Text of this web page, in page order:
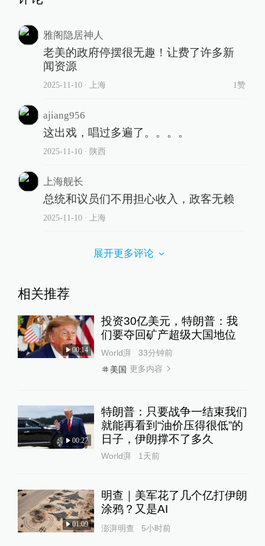
雅阁隐居神人
老美的政府停摆很无趣！让费了许多新
闻资源
2025-11-10∙ 上海 1赞
ajiang956
这出戏，唱过多遍了。。。。
2025-11-10∙ 陕西
上海舰长
总统和议员们不用担心收入，政客无赖
2025-11-10∙ 上海
展开更多评论
相关推荐
00:14
投资30亿美元，特朗普：我
们要夺回矿产超级大国地位
World湃
33分钟前
美国 更多内容
00:27
特朗普：只要战争一结束我们
就能再看到“油价压得很低”的
日子，伊朗撑不了多久
World湃 1天前
01:09
明查｜美军花了几个亿打伊朗
涂鸦？又是AI
澎湃明查 5小时前